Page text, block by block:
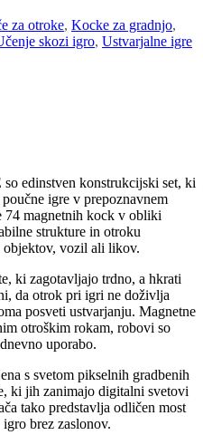
za otroke, Kocke za gradnjo,
skozi igro, Ustvarjalne igre
edinstven konstrukcijski set, ki
igre v prepoznavnem
74 magnetnih kock v obliki
strukture in otroku
objektov, vozil ali likov.
ki zagotavljajo trdno, a hkrati
da otrok pri igri ne doživlja
posveti ustvarjanju. Magnetne
otroškim rokam, robovi so
uporabo.
s svetom pikselnih gradbenih
ki jih zanimajo digitalni svetovi
tako predstavlja odličen most
brez zaslonov.